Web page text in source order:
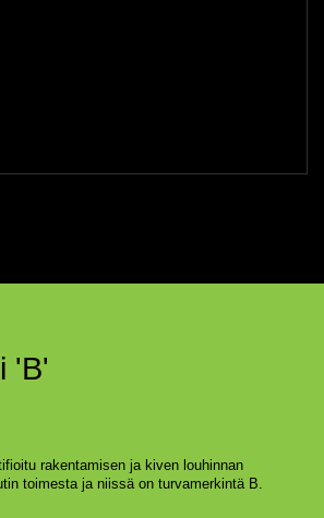
'B'
rakentamisen ja kiven louhinnan
toimesta ja niissä on turvamerkintä B.